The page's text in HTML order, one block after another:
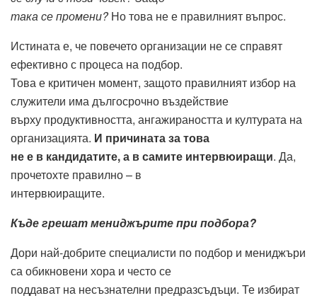
така се промени?Но това не е правилният въпрос.
Истината е, че повечето организации не се справят
ефективно с процеса на подбор.
Това е критичен момент, защото правилният избор на
служители има дългосрочно въздействие
върху продуктивността, ангажираността и културата на
организацията. И причината за това
не е в кандидатите, а в самите интервюиращи. Да,
прочетохте правилно – в
интервюиращите.
Къде грешат мениджърите при подбора?
Дори най-добрите специалисти по подбор и мениджъри
са обикновени хора и често се
поддават на несъзнателни предразсъдъци. Те избират